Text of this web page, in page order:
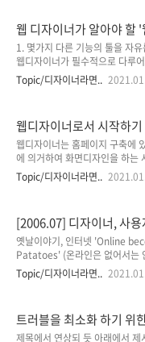
야에도 수 많은 종류..
를 전공했느냐 여부가 좋은 웹디
준은 못된다고 생각합니다. 웹
배치하고 색감을 넣고 로딩속도
조화롭게 배치하는 일련의 부분
요구하기에 그것에 발 빠르게 맞
쪽이기에 말이죠. 1. 웹디자이..
웹 디자이너가 알아야 할
1. 몇가지 다른 기능의 툴을 자
웹디자이너가 필수적으로 다루
을까? 우선 그래픽 툴부터 따져
Photoshop과 Panitshop pro
이 있습니다. 간단한 문자 3D를
Cool 3D라는 프로그램도 있으
로그램인 3D Max 등의 프로그
면 보다 전문적인 디자이너가 될
터 툴도 필요합니다. 요즘 많이 사
Topic/디자이너라면..
웹디자이너로서 시작하기
웹디자이너는 홈페이지 구축에
에 의거하여 화면디자인을 하는
를 사용자가 효과적으로 이해하
내용뿐만 아니라 콘텐츠를 효율
르냐에 따라서 내용의 가치가 달
구체적으로 디자이너는 웹컨텐츠
사용자가 이해하기 쉽도록 쾌적
디자인을 구상하는 것을 말합니
데도 할 수 있나? 우선 네 무조건
을 전공했다고 영어를 다 잘하..
Topic/디자이너라면..
[2006.07] 디자이너, 사
자.
옛날이야기, 인터넷 'Online
Patatoes' (온라인은 없어서는
이미 2년 전에 iMedia
중요성’에 관한 기사 타이틀이다
저는 과연 몇 명이나 될까? 대답
질문이 당황스럽지 않은 이유는
Topic/디자이너라면..
트러블을 최소화 하기 위
제목에서 연상되 듯 아래에서